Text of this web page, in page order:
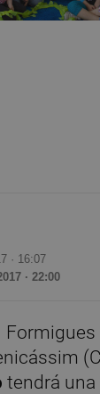
· 16:07
· 22:00
tendrá